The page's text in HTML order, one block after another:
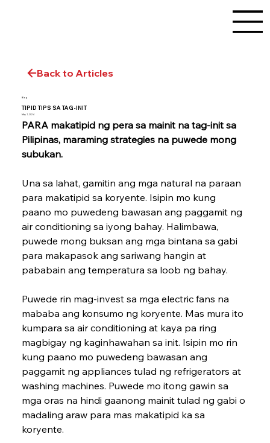
Back to Articles
Blog
TIPID TIPS SA TAG-INIT
May 1, 2024
PARA makatipid ng pera sa mainit na tag-init sa
Pilipinas, maraming strategies na puwede mong
subukan.
Una sa lahat, gamitin ang mga natural na paraan
para makatipid sa koryente. Isipin mo kung
paano mo puwedeng bawasan ang paggamit ng
air conditioning sa iyong bahay. Halimbawa,
puwede mong buksan ang mga bintana sa gabi
para makapasok ang sariwang hangin at
pababain ang temperatura sa loob ng bahay.
Puwede rin mag-invest sa mga electric fans na
mababa ang konsumo ng koryente. Mas mura ito
kumpara sa air conditioning at kaya pa ring
magbigay ng kaginhawahan sa init. Isipin mo rin
kung paano mo puwedeng bawasan ang
paggamit ng appliances tulad ng refrigerators at
washing machines. Puwede mo itong gawin sa
mga oras na hindi gaanong mainit tulad ng gabi o
madaling araw para mas makatipid ka sa
koryente.